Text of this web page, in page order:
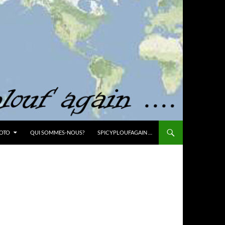
QUI SOMMES-NOUS? SPICYPLOUFAGAIN …